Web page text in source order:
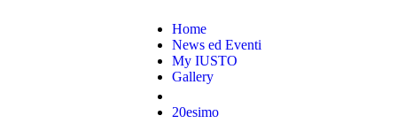
Home
News ed Eventi
My IUSTO
Gallery
20esimo